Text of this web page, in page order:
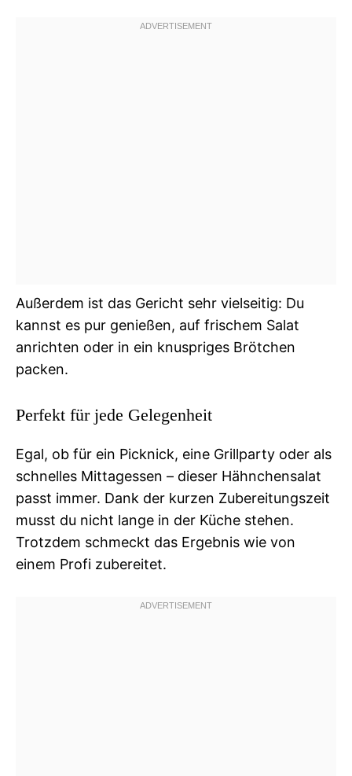
Außerdem ist das Gericht sehr vielseitig: Du
kannst es pur genießen, auf frischem Salat
anrichten oder in ein knuspriges Brötchen
packen.
Perfekt für jede Gelegenheit
Egal, ob für ein Picknick, eine Grillparty oder als
schnelles Mittagessen – dieser Hähnchensalat
passt immer. Dank der kurzen Zubereitungszeit
musst du nicht lange in der Küche stehen.
Trotzdem schmeckt das Ergebnis wie von
einem Profi zubereitet.